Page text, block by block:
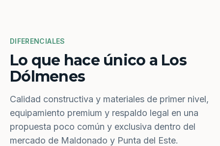
DIFERENCIALES
Lo que hace único a Los
Dólmenes
Calidad constructiva y materiales de primer nivel,
equipamiento premium y respaldo legal en una
propuesta poco común y exclusiva dentro del
mercado de Maldonado y Punta del Este.